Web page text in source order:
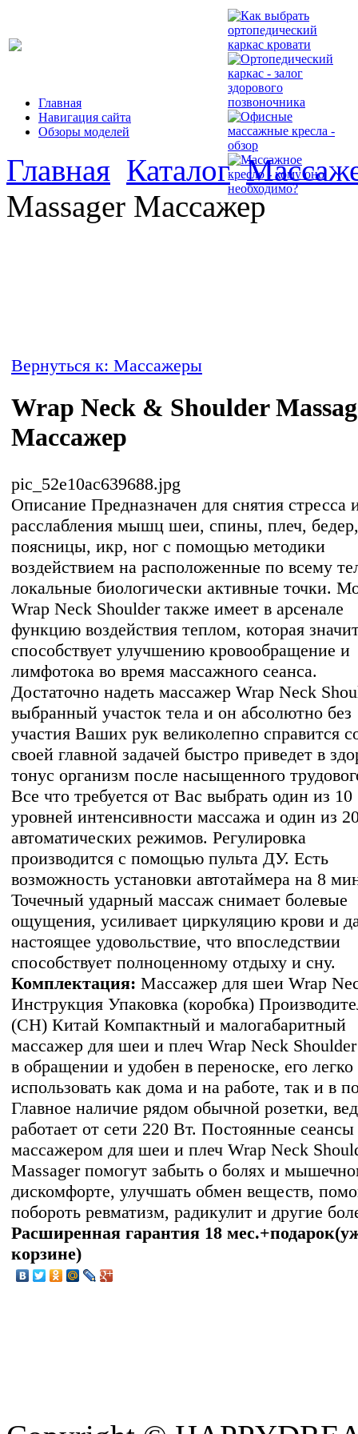
Главная
Навигация сайта
Обзоры моделей
Главная Каталог
Massager Массажер
Вернуться к: Массажеры
Wrap Neck & Shoulder
Массажер
pic_52e10ac639688.jpg
Описание Предназначен для снятия стресса
расслабления мышц шеи, спины, плеч, бедер,
поясницы, икр, ног с помощью методики
воздействием на расположенные по всему
локальные биологически активные точки.
Wrap Neck Shoulder также имеет в арсенале
функцию воздействия теплом, которая
способствует улучшению кровообращение и
лимфотока во время массажного сеанса.
Достаточно надеть массажер Wrap Neck
выбранный участок тела и он абсолютно без
участия Ваших рук великолепно справится
своей главной задачей быстро приведет в
тонус организм после насыщенного
Все что требуется от Вас выбрать один из 10
уровней интенсивности массажа и один из
автоматических режимов. Регулировка
производится с помощью пульта ДУ. Есть
возможность установки автотаймера на 8
Точечный ударный массаж снимает болевые
ощущения, усиливает циркуляцию крови и
настоящее удовольствие, что впоследствии
способствует полноценному отдыху и сну.
Комплектация: Массажер для шеи Wrap
Инструкция Упаковка (коробка)
(CH) Китай Компактный и малогабаритный
массажер для шеи и плеч Wrap Neck
в обращении и удобен в переноске, его
использовать как дома и на работе, так и в
Главное наличие рядом обычной розетки,
работает от сети 220 Вт. Постоянные сеансы
массажером для шеи и плеч Wrap Neck
Massager помогут забыть о болях и
дискомфорте, улучшать обмен веществ,
побороть ревматизм, радикулит и другие
Расширенная гарантия 18
корзине)